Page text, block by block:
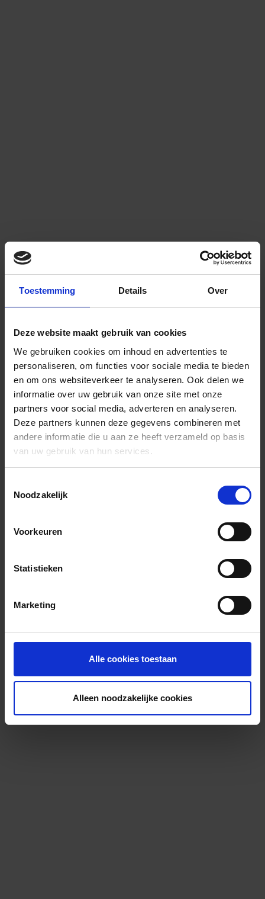
Toestemming Details Over
Deze website maakt gebruik van cookies
We gebruiken cookies om inhoud en advertenties te
personaliseren, om functies voor sociale media te bieden
en om ons websiteverkeer te analyseren. Ook delen we
informatie over uw gebruik van onze site met onze
partners voor social media, adverteren en analyseren.
Deze partners kunnen deze gegevens combineren met
andere informatie die u aan ze heeft verzameld op basis
van uw gebruik van hun services.
Noodzakelijk
Voorkeuren
Statistieken
Marketing
Alle cookies toestaan
Alleen noodzakelijke cookies